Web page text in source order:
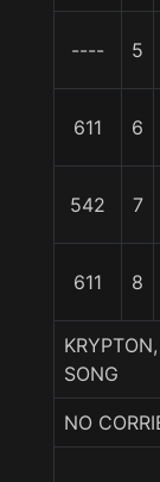
---- 5
611 6
542 7
611 8
SONG
NO